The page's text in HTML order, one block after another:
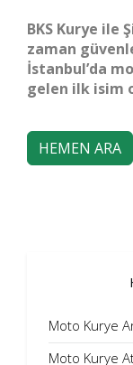
BKS Kurye ile
zaman
İstanbul’da
gelen ilk isim
HEMEN ARA
Moto Kurye
Moto Kurye